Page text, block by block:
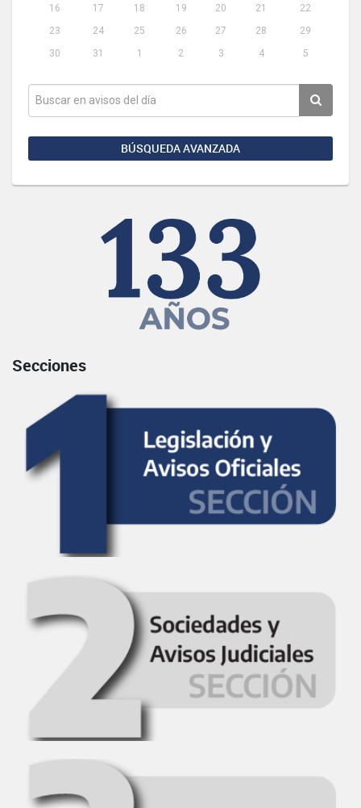
16
17 18 19 20 21
22
23
24 25 26 27 28
29
30
31 1 2 3 4 5
BÚSQUEDA AVANZADA
Secciones